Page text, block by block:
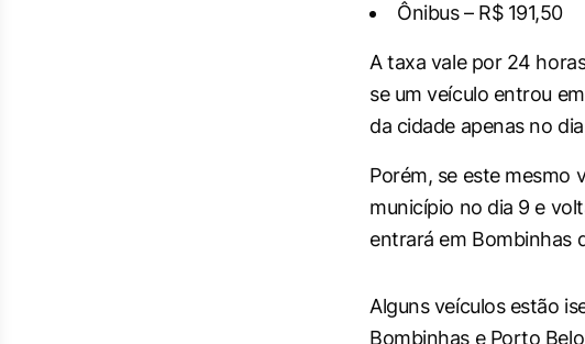
Ônibus – R$ 191,50
A taxa vale por 24
se um veículo entrou
da cidade apenas no
Porém, se este mesmo
município no dia 9 e
entrará em Bombinhas
Alguns veículos estão
Bombinhas e Porto